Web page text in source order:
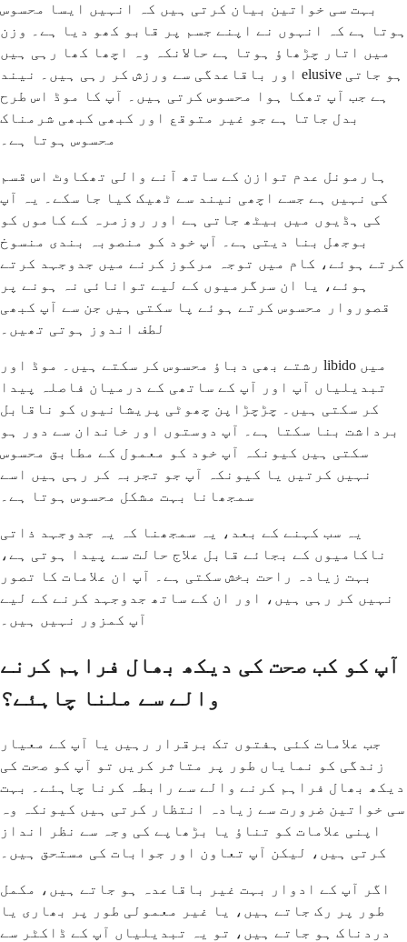
بہت سی خواتین بیان کرتی ہیں کہ انہیں ایسا محسوس
ہوتا ہے کہ انہوں نے اپنے جسم پر قابو کھو دیا ہے۔ وزن
میں اتار چڑھاؤ ہوتا ہے حالانکہ وہ اچھا کھا رہی ہیں
اور باقاعدگی سے ورزش کر رہی ہیں۔ نیند elusive ہو جاتی
ہے جب آپ تھکا ہوا محسوس کرتی ہیں۔ آپ کا موڈ اس طرح
بدل جاتا ہے جو غیر متوقع اور کبھی کبھی شرمناک
محسوس ہوتا ہے۔
ہارمونل عدم توازن کے ساتھ آنے والی تھکاوٹ اس قسم
کی نہیں ہے جسے اچھی نیند سے ٹھیک کیا جا سکے۔ یہ آپ
کی ہڈیوں میں بیٹھ جاتی ہے اور روزمرہ کے کاموں کو
بوجھل بنا دیتی ہے۔ آپ خود کو منصوبہ بندی منسوخ
کرتے ہوئے، کام میں توجہ مرکوز کرنے میں جدوجہد کرتے
ہوئے، یا ان سرگرمیوں کے لیے توانائی نہ ہونے پر
قصوروار محسوس کرتے ہوئے پا سکتی ہیں جن سے آپ کبھی
لطف اندوز ہوتی تھیں۔
رشتے بھی دباؤ محسوس کر سکتے ہیں۔ موڈ اور libido میں
تبدیلیاں آپ اور آپ کے ساتھی کے درمیان فاصلہ پیدا
کر سکتی ہیں۔ چڑچڑاپن چھوٹی پریشانیوں کو ناقابل
برداشت بنا سکتا ہے۔ آپ دوستوں اور خاندان سے دور ہو
سکتی ہیں کیونکہ آپ خود کو معمول کے مطابق محسوس
نہیں کرتیں یا کیونکہ آپ جو تجربہ کر رہی ہیں اسے
سمجھانا بہت مشکل محسوس ہوتا ہے۔
یہ سب کہنے کے بعد، یہ سمجھنا کہ یہ جدوجہد ذاتی
ناکامیوں کے بجائے قابل علاج حالت سے پیدا ہوتی ہے،
بہت زیادہ راحت بخش سکتی ہے۔ آپ ان علامات کا تصور
نہیں کر رہی ہیں، اور ان کے ساتھ جدوجہد کرنے کے لیے
آپ کمزور نہیں ہیں۔
آپ کو کب صحت کی دیکھ بھال فراہم کرنے
والے سے ملنا چاہئے؟
جب علامات کئی ہفتوں تک برقرار رہیں یا آپ کے معیار
زندگی کو نمایاں طور پر متاثر کریں تو آپ کو صحت کی
دیکھ بھال فراہم کرنے والے سے رابطہ کرنا چاہئے۔ بہت
سی خواتین ضرورت سے زیادہ انتظار کرتی ہیں کیونکہ وہ
اپنی علامات کو تناؤ یا بڑھاپے کی وجہ سے نظر انداز
کرتی ہیں، لیکن آپ تعاون اور جوابات کی مستحق ہیں۔
اگر آپ کے ادوار بہت غیر باقاعدہ ہو جاتے ہیں، مکمل
طور پر رک جاتے ہیں، یا غیر معمولی طور پر بھاری یا
دردناک ہو جاتے ہیں، تو یہ تبدیلیاں آپ کے ڈاکٹر سے